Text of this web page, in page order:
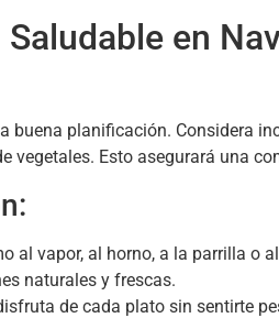
en
buena planificación. Considera
vegetales. Esto asegurará una
al vapor, al horno, a la parrilla o
naturales y frescas.
de cada plato sin sentirte